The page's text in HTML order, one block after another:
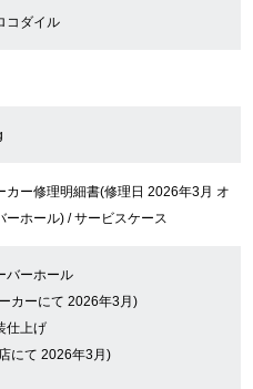
について
コダイル
カー修理明細書(修理日 2026年3月 オ
ーホール) / サービスケース
バーホール
カーにて 2026年3月)
仕上げ
にて 2026年3月)